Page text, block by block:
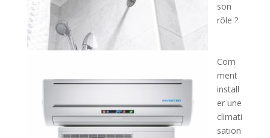
son
rôle ?
Com
ment
install
er une
climati
sation